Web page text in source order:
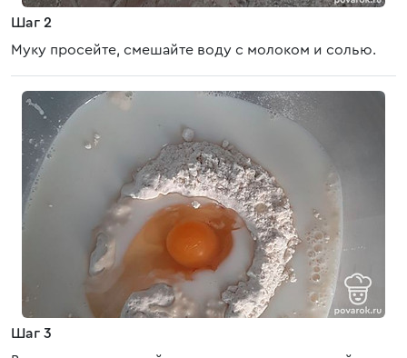
Шаг 2
Муку просейте, смешайте воду с молоком и солью.
Шаг 3